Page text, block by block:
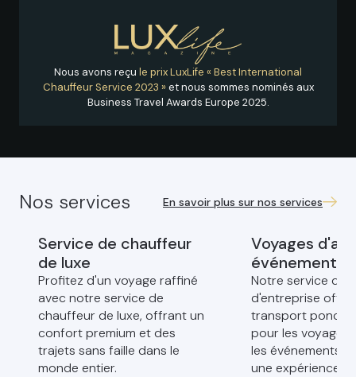
Nous avons reçu le prix LuxLife « Best International
Chauffeur Service 2023 »et nous sommes nominés aux
Business Travel Awards Europe 2025.
Nos services En savoir plus sur nos services
Service de chauffeur
de luxe
Profitez d'un voyage raffiné
avec notre service de
chauffeur de luxe, offrant un
confort premium et des
trajets sans faille dans le
monde entier.
Voyages
événements
Notre service de
d'entreprise offre
transport
pour les voyages
les événements,
une expérience